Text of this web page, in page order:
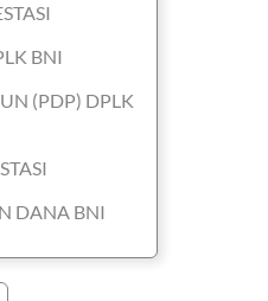
BNI
(PDP) DPLK
DANA BNI